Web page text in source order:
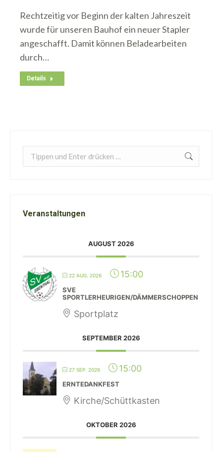
Rechtzeitig vor Beginn der kalten Jahreszeit
wurde für unseren Bauhof ein neuer Stapler
angeschafft. Damit können Beladearbeiten
durch…
Details
Search:
Veranstaltungen
AUGUST 2026
22 AUG. 2026 15:00
SVE
SPORTLERHEURIGEN/DÄMMERSCHOPPEN
Sportplatz
SEPTEMBER 2026
27 SEP. 2026 15:00
ERNTEDANKFEST
Kirche/Schüttkasten
OKTOBER 2026